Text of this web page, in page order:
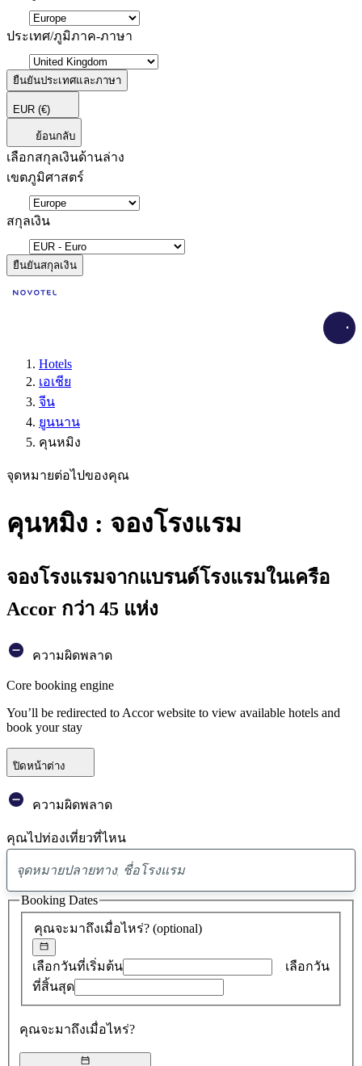
ประเทศ/ภูมิภาค-ภาษา
ยืนยันประเทศและภาษา
EUR (€)
ย้อนกลับ
เลือกสกุลเงินด้านล่าง
เขตภูมิศาสตร์
สกุลเงิน
ยืนยันสกุลเงิน
Hotels
เอเชีย
จีน
ยูนนาน
คุนหมิง
จุดหมายต่อไปของคุณ
คุนหมิง : จองโรงแรม
จองโรงแรมจากแบรนด์โรงแรมในเครือ
Accor กว่า 45 แห่ง
ความผิดพลาด
Core booking engine
You’ll be redirected to Accor website to view available hotels and
book your stay
ปิดหน้าต่าง
ความผิดพลาด
คุณไปท่องเที่ยวที่ไหน
พบ
ข้อ
เสนอ
0
คุณจะมาถึงเมื่อไหร่? (optional)
เลือกวันที่เริ่มต้น
เลือกวัน
ที่สิ้นสุด
คุณจะมาถึงเมื่อไหร่?
Booking Dates